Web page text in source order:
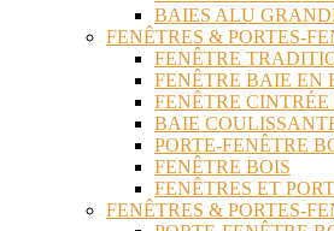
BAIES ALU
FENÊTRES & PORTES-
FENÊTRE
FENÊTRE BAIE EN
FENÊTRE CINTRÉE
BAIE
PORTE-FENÊTRE
FENÊTRE BOIS
FENÊTRES ET
FENÊTRES & PORTES-